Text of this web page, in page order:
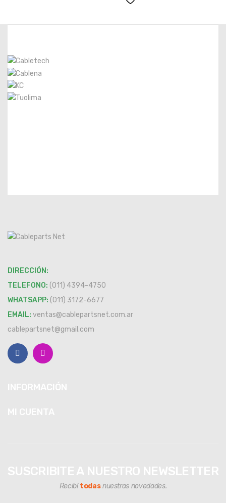
DIRECCIÓN:
TELEFONO: (011) 4394-4750
WHATSAPP: (011) 3172-6677
EMAIL: ventas@cablepartsnet.com.ar
cablepartsnet@gmail.com
Recibítodasnuestras novedades.